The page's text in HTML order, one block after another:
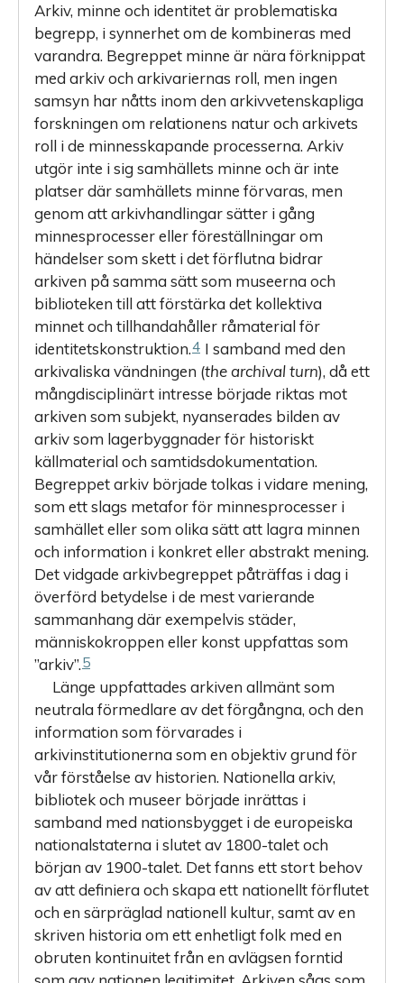
Arkiv, minne och identitet är problematiska
begrepp, i synnerhet om de kombineras med
varandra. Begreppet minne är nära förknippat
med arkiv och arkivariernas roll, men ingen
samsyn har nåtts inom den arkivvetenskapliga
forskningen om relationens natur och arkivets
roll i de minnesskapande processerna. Arkiv
utgör inte i sig samhällets minne och är inte
platser där samhällets minne förvaras, men
genom att arkivhandlingar sätter i gång
minnesprocesser eller föreställningar om
händelser som skett i det förflutna bidrar
arkiven på samma sätt som museerna och
biblioteken till att förstärka det kollektiva
minnet och tillhandahåller råmaterial för
identitetskonstruktion.4 I samband med den
arkivaliska vändningen (the archival turn), då ett
mångdisciplinärt intresse började riktas mot
arkiven som subjekt, nyanserades bilden av
arkiv som lagerbyggnader för historiskt
källmaterial och samtids­dokumentation.
Begreppet arkiv började tolkas i vidare mening,
som ett slags metafor för minnesprocesser i
samhället eller som olika sätt att lagra minnen
och information i konkret eller abstrakt mening.
Det vidgade arkivbegreppet påträffas i dag i
överförd betydelse i de mest varierande
sammanhang där exempelvis städer,
människokroppen eller konst uppfattas som
”arkiv”.5
Länge uppfattades arkiven allmänt som
neutrala förmedlare av det förgångna, och den
information som förvarades i
arkivinstitutionerna som en objektiv grund för
vår förståelse av historien. Nationella arkiv,
bibliotek och museer började inrättas i
samband med nationsbygget i de europeiska
nationalstaterna i slutet av 1800-talet och
början av 1900-talet. Det fanns ett stort behov
av att definiera och skapa ett nationellt förflutet
och en särpräglad nationell kultur, samt av en
skriven historia om ett enhetligt folk med en
obruten kontinuitet från en avlägsen forntid